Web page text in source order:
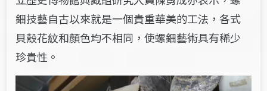
鈿技藝自古以來就是一個貴重華美的工法 ，各式
貝殼花紋和顏色均不相同，使螺鈿藝術具有稀少
珍貴性。